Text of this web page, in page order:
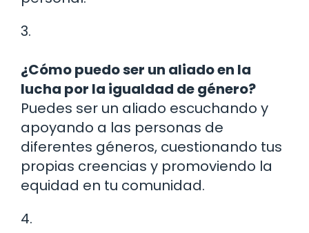
3.
¿Cómo puedo ser un aliado en la
lucha por la igualdad de género?
Puedes ser un aliado escuchando y
apoyando a las personas de
diferentes géneros, cuestionando tus
propias creencias y promoviendo la
equidad en tu comunidad.
4.